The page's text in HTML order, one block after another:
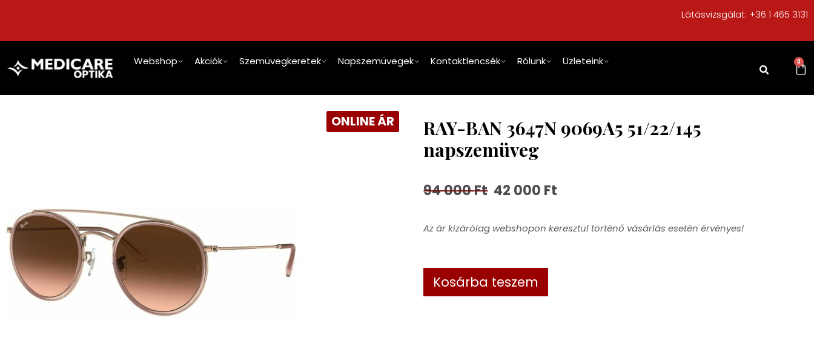
Látásvizsgálat: +36 1 465 3131
Webshop Akciók Szemüvegkeretek Napszemüvegek Kontaktlencsék Rólunk Üzleteink 0
ONLINE ÁR
RAY-BAN 3647N 9069A5 51/22/145
napszemüveg
94 000Ft 42 000 Ft
Az ár kizárólag webshopon keresztül történő vásárlás esetén érvényes!
Kosárba teszem